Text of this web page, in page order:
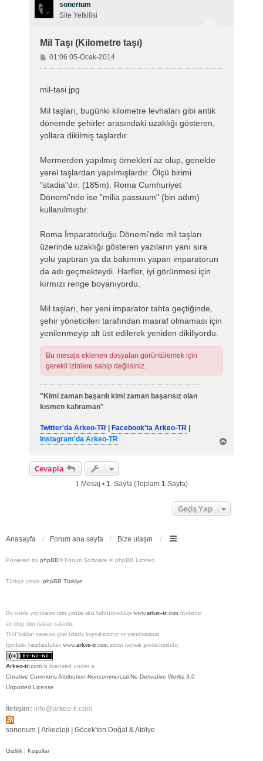
sonerium
Site Yetkilisi
Mil Taşı (Kilometre taşı)
M
e
a
01:06 05-Ocak-2014
mil-tasi.jpg
Mil taşları, bugünki kilometre levhaları gibi antik
dönemde şehirler arasındaki uzaklığı gösteren,
yollara dikilmiş taşlardır.
Mermerden yapılmış örnekleri az olup, genelde
yerel taşlardan yapılmışlardır. Ölçü birimi
"stadia"dır. (185m). Roma Cumhuriyet
Dönemi'nde ise "milia passuum" (bin adım)
kullanılmıştır.
Roma İmparatorluğu Dönemi'nde mil taşları
üzerinde uzaklığı gösteren yazıların yanı sıra
yolu yaptıran ya da bakımını yapan imparatorun
da adı geçmekteydi. Harfler, iyi görünmesi için
kırmızı renge boyanıyordu.
Mil taşları, her yeni imparator tahta geçtiğinde,
şehir yöneticileri tarafından masraf olmaması için
yenilenmeyip alt üst edilerek yeniden dikiliyordu.
Bu mesaja eklenen dosyaları görüntülemek için
gerekli izinlere sahip değilsiniz.
"Kimi zaman başarılı kimi zaman başarısız olan
kısmen kahraman"
Twitter'da Arkeo-TR| Facebook'ta Arkeo-TR|
Instagram'da Arkeo-TR
Cevapla
1 Mesaj • 1. Sayfa (Toplam 1Sayfa)
Geçiş Yap
Anasayfa Forum ana sayfa Bize ulaşın
Powered by phpBB® Forum Software © phpBB Limited
Türkçe çeviri: phpBB Türkiye
Bu sitede yayınlanan tüm yazılar aksi belirtilmedikçe www.arkeo-tr.com üyelerine
ait olup tüm hakları saklıdır.
Telif hakları yasasına göre izinsiz kopyalanamaz ve yayınlanamaz.
İçerikten yararlanılırken www.arkeo-tr.com adresi kaynak gösterilmelidir.
Arkeo-tr .com is licensed under a
Creative Commons Attribution-Noncommercial-No Derivative Works 3.0
Unported License
İletişim: info@arkeo-tr.com
sonerium Arkeoloji Göcek'ten Doğal & Atölye
Gizlilik | Koşullar